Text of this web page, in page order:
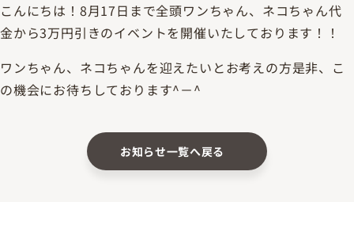
こんにちは！8月17日まで全頭ワンちゃん、ネコちゃん代
金から3万円引きのイベントを開催いたしております！！
ワンちゃん、ネコちゃんを迎えたいとお考えの方是非、こ
の機会にお待ちしております^－^
お知らせ一覧へ戻る